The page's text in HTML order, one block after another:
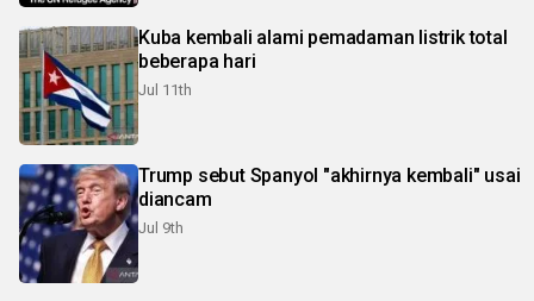
Kuba kembali alami pemadaman listrik total
beberapa hari
Jul 11th
Trump sebut Spanyol "akhirnya kembali" usai
diancam
Jul 9th